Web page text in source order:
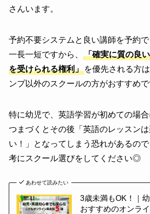
さんいます。
予約不要システムと良い講師を予約
一長一短ですから、
「確実に質の良
を受けられる権利」を優先される方
ンプ以外のスクールの方がおすすめで
特に幼児で、英語学習が初めての場
つまづくとその後「英語のレッスン
い！」となってしまう恐れがあるの
考にスクール選びをしてください◎
あわせて読みたい
3歳未満もOK！｜
おすすめのオンラ